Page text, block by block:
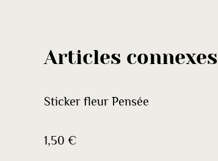
Articles connexes
Sticker fleur Pensée
1,50 €